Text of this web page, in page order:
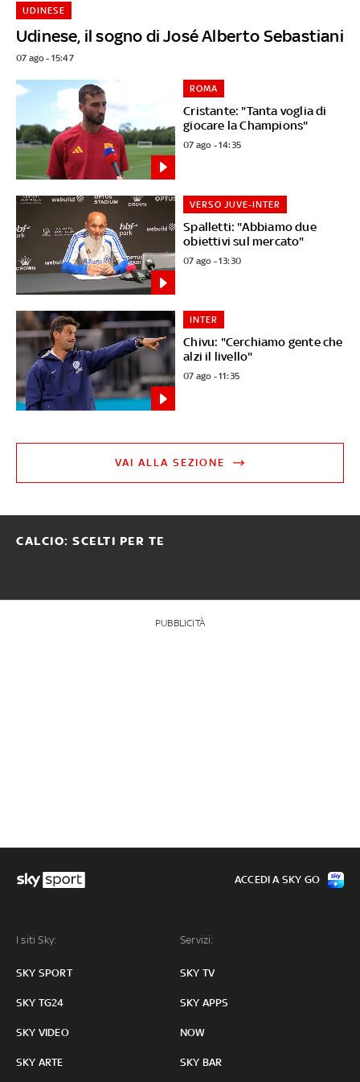
Udinese, il sogno di José Alberto Sebastiani
UDINESE
07 ago - 15:47
Cristante: "Tanta voglia di
giocare la Champions"
ROMA
07 ago - 14:35
Spalletti: "Abbiamo due
obiettivi sul mercato"
VERSO JUVE-INTER
07 ago - 13:30
Chivu: "Cerchiamo gente che
alzi il livello"
INTER
07 ago - 11:35
VAI ALLA SEZIONE
CALCIO: SCELTI PER TE
PUBBLICITÀ
I siti Sky:
SKY SPORT
SKY TG24
SKY VIDEO
SKY ARTE
Servizi:
SKY TV
SKY APPS
NOW
SKY BAR
ACCEDI A SKY GO